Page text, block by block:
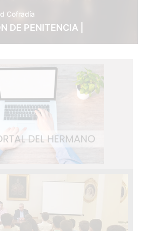
Cofradía
DE PENITENCIA |